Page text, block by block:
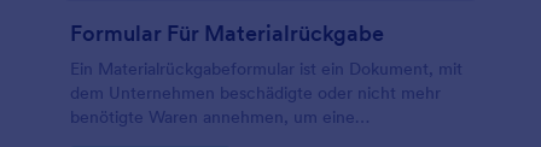
Formular Für Materialrückgabe
Ein Materialrückgabeformular ist ein Dokument, mit
dem Unternehmen beschädigte oder nicht mehr
benötigte Waren annehmen, um eine